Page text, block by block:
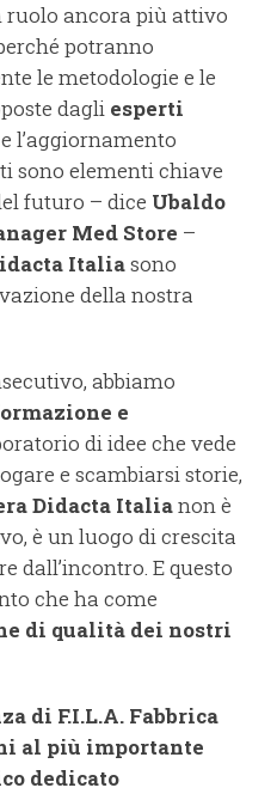
ancora più attivo
potranno
le metodologie e le
dagli esperti
l’aggiornamento
sono elementi chiave
futuro – dice Ubaldo
Med Store –
Italiasono
della nostra
abbiamo
e
di idee che vede
e scambiarsi storie,
Didacta Italianon è
è un luogo di crescita
dall’incontro. E questo
che ha come
di qualità dei nostri
di F.I.L.A. Fabbrica
al più importante
dedicato